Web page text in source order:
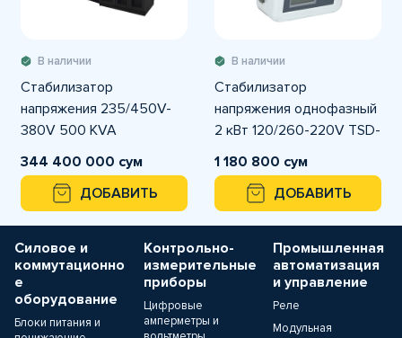
В наличии
Стабилизатор
напряжения 235/450V-
380V 500 KVA
Трехфазный CETINKAYA
344 400 000 сум
ДОБАВИТЬ
В наличии
Стабилизатор
напряжения однофазный
2 кВт 120/260-220V TSD-
2000BA HONLE
1 180 800 сум
ДОБАВИТЬ
Силовое и
коммутационно
е
оборудование
Блоки питания и
Контрольно-
измерительные
приборы
Цифровые
амперметры и
Промышленная
автоматизация
и управление
Реле
Модульная